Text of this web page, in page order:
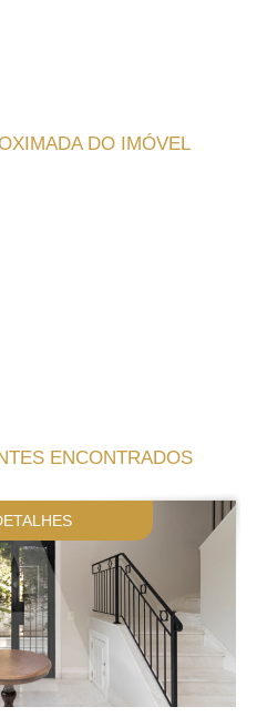
DO IMÓVEL
ENCONTRADOS